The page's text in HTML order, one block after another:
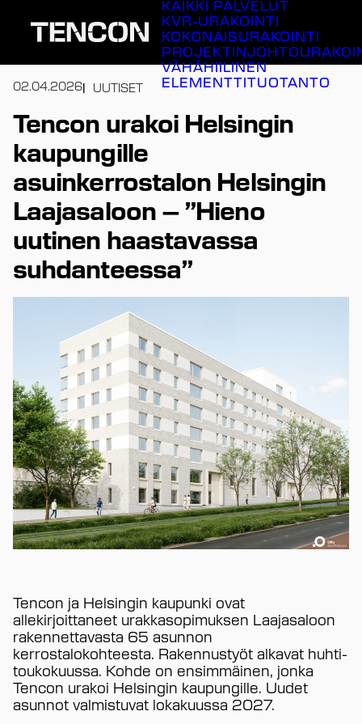
sisältöön
KAIKKI PALVELUT
KVR-URAKOINTI
KOKONAISURAKOINTI
VÄHÄHIILINEN
ELEMENTTITUOTANTO
02.04.2026 UUTISET
Tencon urakoi Helsingin
kaupungille
asuinkerrostalon Helsingin
Laajasaloon – ”Hieno
uutinen haastavassa
suhdanteessa”
Tencon ja Helsingin kaupunki ovat
allekirjoittaneet urakkasopimuksen Laajasaloon
rakennettavasta 65 asunnon
kerrostalokohteesta. Rakennustyöt alkavat huhti-
toukokuussa. Kohde on ensimmäinen, jonka
Tencon urakoi Helsingin kaupungille. Uudet
asunnot valmistuvat lokakuussa 2027.